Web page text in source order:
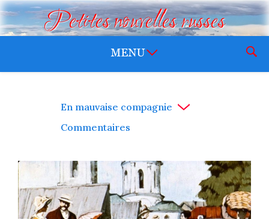
Petites nouvelles russes
En mauvaise compagnie
Commentaires